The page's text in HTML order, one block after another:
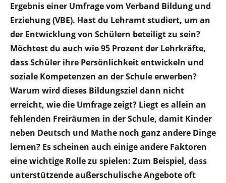
Ergebnis einer Umfrage vom Verband Bildung und
Erziehung (VBE). Hast du Lehramt studiert, um an
der Entwicklung von Schülern beteiligt zu sein?
Möchtest du auch wie 95 Prozent der Lehrkräfte,
dass Schüler ihre Persönlichkeit entwickeln und
soziale Kompetenzen an der Schule erwerben?
Warum wird dieses Bildungsziel dann nicht
erreicht, wie die Umfrage zeigt? Liegt es allein an
fehlenden Freiräumen in der Schule, damit Kinder
neben Deutsch und Mathe noch ganz andere Dinge
lernen? Es scheinen auch einige andere Faktoren
eine wichtige Rolle zu spielen: Zum Beispiel, dass
unterstützende außerschulische Angebote oft